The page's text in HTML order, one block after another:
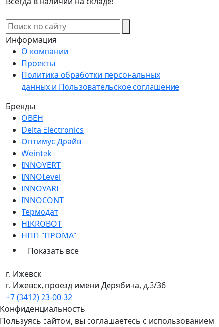
Информация
О компании
Проекты
Политика обработки персональных
данных и Пользовательское соглашение
Бренды
ОВЕН
Delta Electronics
Оптимус Драйв
Weintek
INNOVERT
INNOLevel
INNOVARI
INNOCONT
Термодат
HIKROBOT
НПП "ПРОМА"
Показать все
г. Ижевск
г. Ижевск, проезд имени Дерябина, д.3/36
+7 (3412) 23-00-32
Конфиденциальность
Пользуясь сайтом, вы соглашаетесь с использованием